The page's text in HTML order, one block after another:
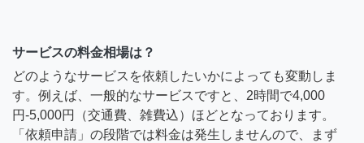
サービスの料金相場は？
どのようなサービスを依頼したいかによっても変動しま
す。例えば、一般的なサービスですと、2時間で4,000
円-5,000円（交通費、雑費込）ほどとなっております。
「依頼申請」の段階では料金は発生しませんので、まず